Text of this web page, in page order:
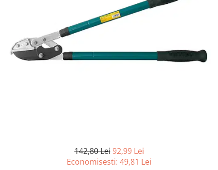
Articole organizare
Articole Sportive
Cutii postale
Accesorii gresie si faianta
Accesorii pentru faianta, gresie si
142,80 Lei 92,99 Lei
Economisesti: 49,81 Lei